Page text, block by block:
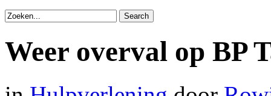
Weer overval op BP